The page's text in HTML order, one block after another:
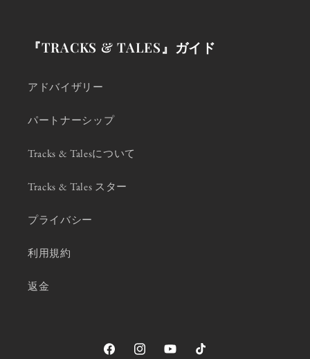
『TRACKS & TALES』ガイド
アドバイザリー
パートナーシップ
Tracks & Talesについて
Tracks & Tales スター
プライバシー
利用規約
返金